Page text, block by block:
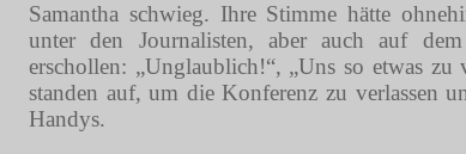
Samantha schwieg. Ihre Stimme hätte
unter den Journalisten, aber auch auf
erschollen: „Unglaublich!“, „Uns so etwas zu
standen auf, um die Konferenz zu verlassen
Handys.